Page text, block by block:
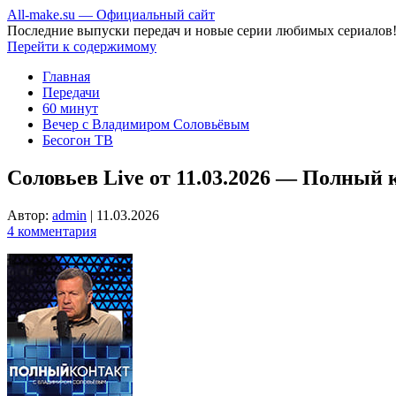
All-make.su — Официальный сайт
Последние выпуски передач и новые серии любимых сериалов!
Перейти к содержимому
Главная
Передачи
60 минут
Вечер с Владимиром Соловьёвым
Бесогон ТВ
Соловьев Live от 11.03.2026 — Полный
Автор: admin | 11.03.2026
4 комментария